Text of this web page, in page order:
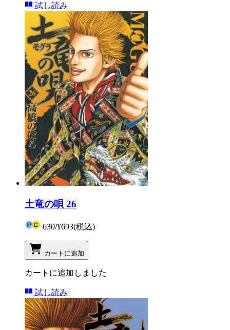
試し読み
土竜の唄 26
630/¥693(税込)
カートに追加
カートに追加しました
試し読み